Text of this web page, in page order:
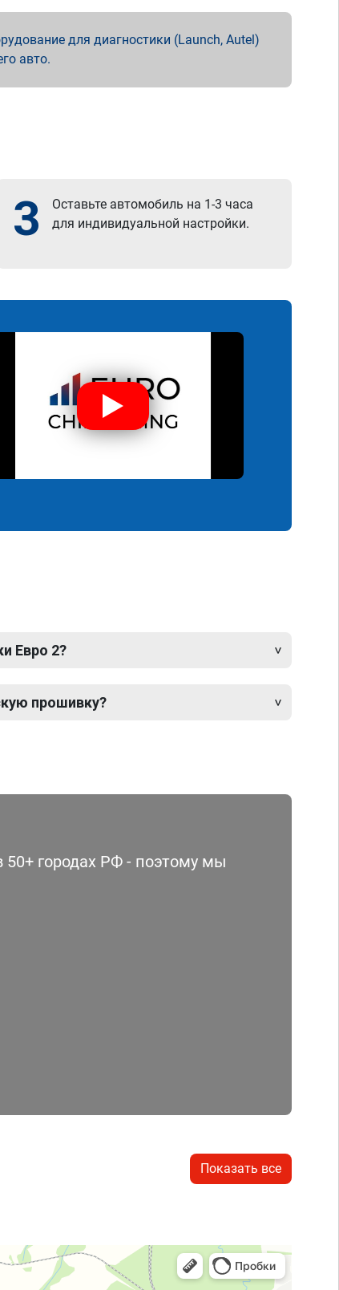
для диагностики (Launch, Autel)
авто.
3
Оставьте автомобиль на 1-3 часа
для индивидуальной настройки.
Евро 2?
прошивку?
городах РФ - поэтому мы
Показать все